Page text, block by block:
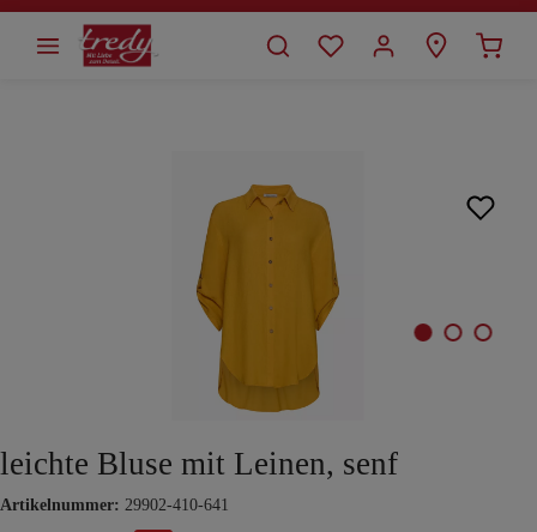
springen
leichte Bluse mit Leinen, senf
Artikelnummer: 29902-410-641